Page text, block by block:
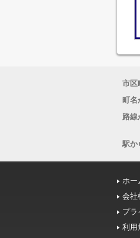
市区
町名
路線
駅か
ホー
会社
プラ
利用